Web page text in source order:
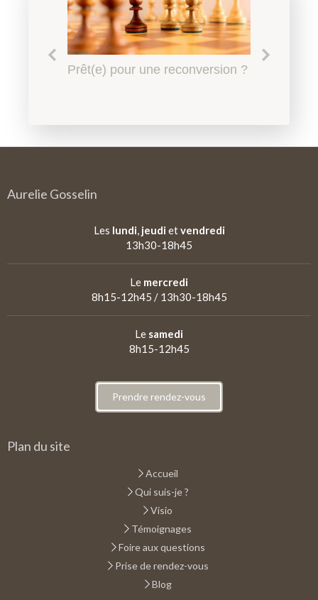
Le harcèlement scolaire à
Prêt(e) pour une reconversion ?
Quel accompagnement en
Qu'est-ce qu'un
Aurelie Gosselin
Les lundi jeudi etvendredi
13h30-18h45
Le mercredi
8h15-12h45 / 13h30-18h45
Le samedi
8h15-12h45
Prendre rendez-vous
Plan du site
Accueil
Qui suis-je ?
Visio
Témoignages
Foire aux questions
Prise de rendez-vous
Blog